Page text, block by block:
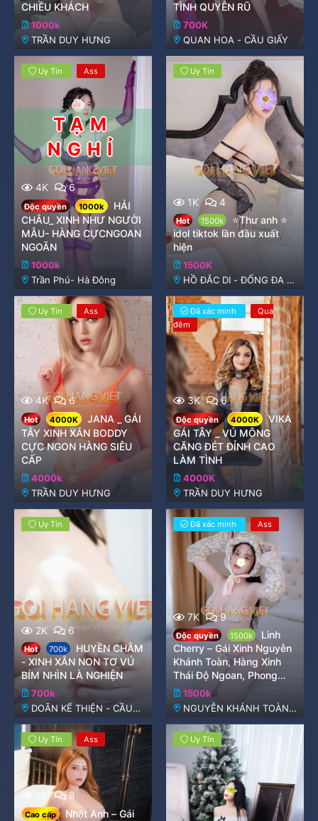
CHIỀU KHÁCH
1000k
TRẦN DUY HƯNG
TÌNH QUYỄN RŨ
700K
QUAN HOA - CẦU GIẤY
Uy Tín Ass
4K 6
Độc quyền 1000k
HẢI
CHÂU_ XINH NHƯ NGƯỜI
MẪU- HÀNG CỰCNGOAN
NGOÃN
1000k
Trần Phú- Hà Đông
Uy Tín
1K 4
Hot 1500k
⭐Thư anh ⭐️
idol tiktok lần đầu xuất
hiện
1500K
HỒ ĐẮC DI - ĐỐNG ĐA -
HÀ NỘI
Uy Tín Ass
4K 6
Hot 4000K
JANA _ GÁI
TÂY XINH XẮN BODDY
CỰC NGON HÀNG SIÊU
CẤP
4000k
TRẦN DUY HƯNG
Đã xác minh
Qua
đêm
3K 6
Độc quyền 4000K
VIKA
GÁI TÂY _ VÚ MÔNG
CĂNG ĐÉT ĐỈNH CAO
LÀM TÌNH
4000K
TRẦN DUY HƯNG
Uy Tín
2K 6
Hot 700k
HUYỀN CHÂM
- XINH XẮN NON TƠ VÚ
BÍM NHÌN LÀ NGHIỆN
700k
DOÃN KẾ THIỆN - CẦU
GIẤY
Đã xác minh Ass
7K 9
Độc quyền 1500k
Linh
Cherry – Gái Xinh Nguyễn
Khánh Toàn, Hàng Xinh
Thái Độ Ngoan, Phong
Cách trẻ
1500k
NGUYỄN KHÁNH TOÀN-
CẦU GIẤY- HÀ NỘI
Uy Tín Ass
8
Cao cấp
Nhật Anh – Gái
Uy Tín